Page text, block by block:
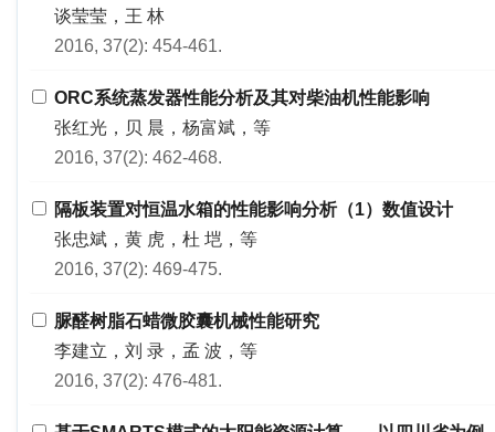
谈莹莹，王 林
2016, 37(2): 454-461.
ORC系统蒸发器性能分析及其对柴油机性能影响
张红光，贝 晨，杨富斌，等
2016, 37(2): 462-468.
隔板装置对恒温水箱的性能影响分析（1）数值设计
张忠斌，黄 虎，杜 垲，等
2016, 37(2): 469-475.
脲醛树脂石蜡微胶囊机械性能研究
李建立，刘 录，孟 波，等
2016, 37(2): 476-481.